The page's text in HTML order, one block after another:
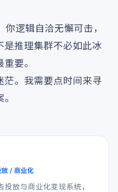
逻辑自洽无懈可击，
是推理集群不必如此冰
要。
茫。我需要点时间来寻
放 / 商业化
投放与商业化变现系统，